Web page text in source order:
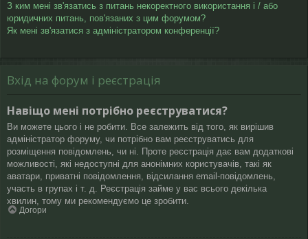
З ким мені зв'язатись з питань некоректного використання і / або
юридичних питань, пов'язаних з цим форумом?
Як мені зв'язатися з адміністратором конференції?
Вхід на форум і реєстрація
Навіщо мені потрібно реєструватися?
Ви можете цього і не робити. Все залежить від того, як вирішив
адміністратор форуму, чи потрібно вам реєструватись для
розміщення повідомлень, чи ні. Проте реєстрація дає вам додаткові
можливості, які недоступні для анонімних користувачів, такі як
аватари, приватні повідомлення, відсилання email-повідомлень,
участь в групах і т. д. Реєстрація займе у вас всього декілька
хвилин, тому ми рекомендуємо це зробити.
Догори